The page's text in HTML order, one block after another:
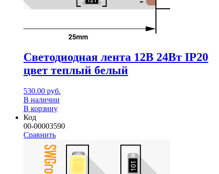
Светодиодная лента 12В 24Вт IP20
цвет теплый белый
530.00 руб.
В наличии
В корзину
Код
00-00003590
Сравнить